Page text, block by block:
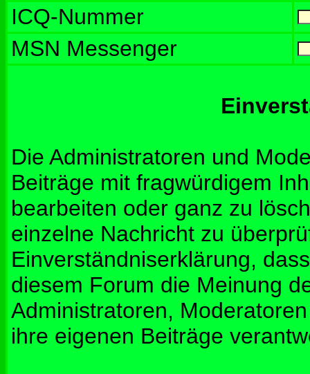
ICQ-Nummer
MSN Messenger
Die Administratoren und
Beiträge mit fragwürdigem
bearbeiten oder ganz zu
einzelne Nachricht zu
Einverständniserklärung,
diesem Forum die Meinung
Administratoren,
ihre eigenen Beiträge